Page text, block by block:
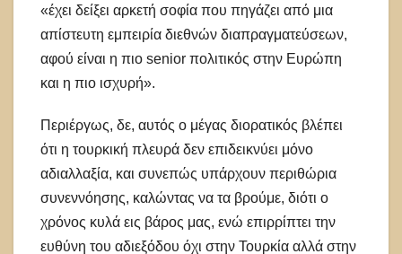
«έχει δείξει αρκετή σοφία που πηγάζει από μια
απίστευτη εμπειρία διεθνών διαπραγματεύσεων,
αφού είναι η πιο senior πολιτικός στην Ευρώπη
και η πιο ισχυρή».
Περιέργως, δε, αυτός ο μέγας διορατικός βλέπει
ότι η τουρκική πλευρά δεν επιδεικνύει μόνο
αδιαλλαξία, και συνεπώς υπάρχουν περιθώρια
συνεννόησης, καλώντας να τα βρούμε, διότι ο
χρόνος κυλά εις βάρος μας, ενώ επιρρίπτει την
ευθύνη του αδιεξόδου όχι στην Τουρκία αλλά στην